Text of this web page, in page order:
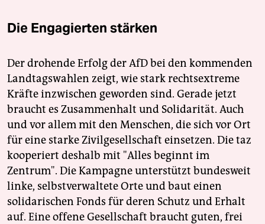
Die Engagierten stärken
Der drohende Erfolg der AfD bei den kommenden
Landtagswahlen zeigt, wie stark rechtsextreme
Kräfte inzwischen geworden sind. Gerade jetzt
braucht es Zusammenhalt und Solidarität. Auch
und vor allem mit den Menschen, die sich vor Ort
für eine starke Zivilgesellschaft einsetzen. Die taz
kooperiert deshalb mit "Alles beginnt im
Zentrum". Die Kampagne unterstützt bundesweit
linke, selbstverwaltete Orte und baut einen
solidarischen Fonds für deren Schutz und Erhalt
auf. Eine offene Gesellschaft braucht guten, frei